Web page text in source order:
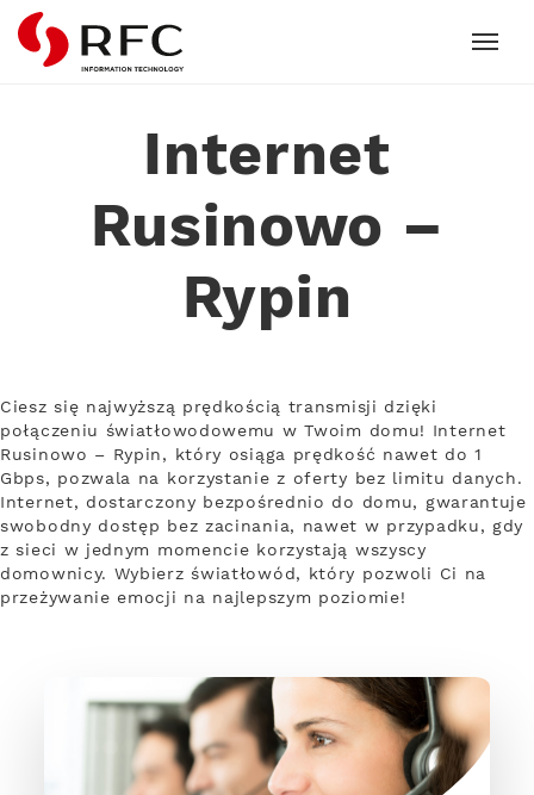
RFC
Internet
Rusinowo –
Rypin
Ciesz się najwyższą prędkością transmisji dzięki
połączeniu światłowodowemu w Twoim domu! Internet
Rusinowo – Rypin, który osiąga prędkość nawet do 1
Gbps, pozwala na korzystanie z oferty bez limitu danych.
Internet, dostarczony bezpośrednio do domu, gwarantuje
swobodny dostęp bez zacinania, nawet w przypadku, gdy
z sieci w jednym momencie korzystają wszyscy
domownicy. Wybierz światłowód, który pozwoli Ci na
przeżywanie emocji na najlepszym poziomie!